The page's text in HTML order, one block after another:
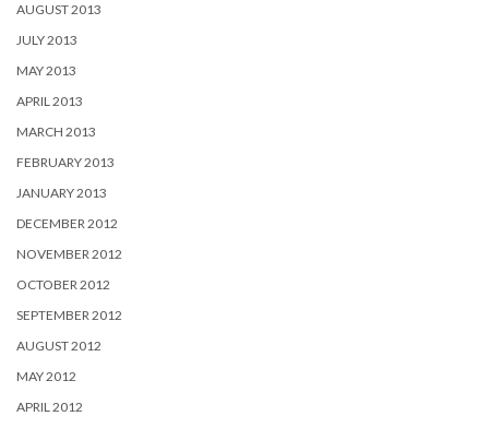
AUGUST 2013
JULY 2013
MAY 2013
APRIL 2013
MARCH 2013
FEBRUARY 2013
JANUARY 2013
DECEMBER 2012
NOVEMBER 2012
OCTOBER 2012
SEPTEMBER 2012
AUGUST 2012
MAY 2012
APRIL 2012